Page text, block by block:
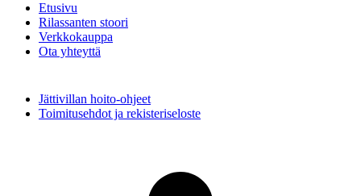
Etusivu
Rilassanten stoori
Verkkokauppa
Ota yhteyttä
Jättivillan hoito-ohjeet
Toimitusehdot ja rekisteriseloste